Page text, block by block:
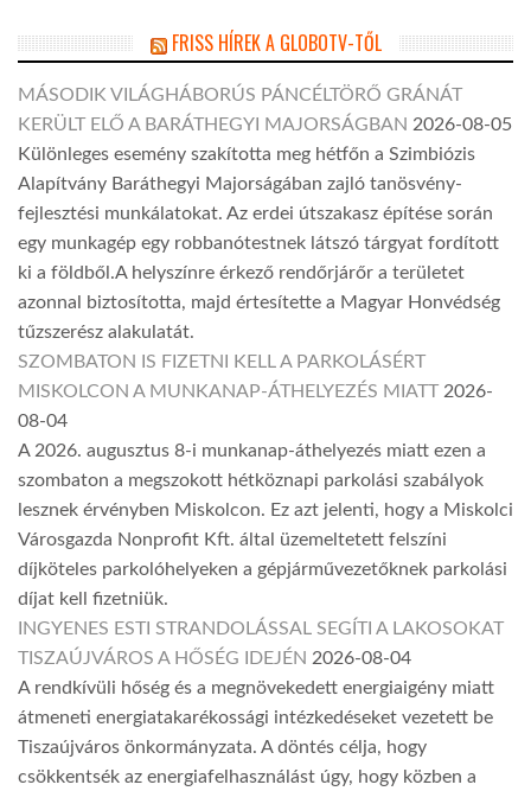
FRISS HÍREK A GLOBOTV-TŐL
MÁSODIK VILÁGHÁBORÚS PÁNCÉLTÖRŐ GRÁNÁT
KERÜLT ELŐ A BARÁTHEGYI MAJORSÁGBAN 2026-08-05
Különleges esemény szakította meg hétfőn a Szimbiózis
Alapítvány Baráthegyi Majorságában zajló tanösvény-
fejlesztési munkálatokat. Az erdei útszakasz építése során
egy munkagép egy robbanótestnek látszó tárgyat fordított
ki a földből.A helyszínre érkező rendőrjárőr a területet
azonnal biztosította, majd értesítette a Magyar Honvédség
tűzszerész alakulatát.
SZOMBATON IS FIZETNI KELL A PARKOLÁSÉRT
MISKOLCON A MUNKANAP-ÁTHELYEZÉS MIATT 2026-
08-04
A 2026. augusztus 8-i munkanap-áthelyezés miatt ezen a
szombaton a megszokott hétköznapi parkolási szabályok
lesznek érvényben Miskolcon. Ez azt jelenti, hogy a Miskolci
Városgazda Nonprofit Kft. által üzemeltetett felszíni
díjköteles parkolóhelyeken a gépjárművezetőknek parkolási
díjat kell fizetniük.
INGYENES ESTI STRANDOLÁSSAL SEGÍTI A LAKOSOKAT
TISZAÚJVÁROS A HŐSÉG IDEJÉN 2026-08-04
A rendkívüli hőség és a megnövekedett energiaigény miatt
átmeneti energiatakarékossági intézkedéseket vezetett be
Tiszaújváros önkormányzata. A döntés célja, hogy
csökkentsék az energiafelhasználást úgy, hogy közben a